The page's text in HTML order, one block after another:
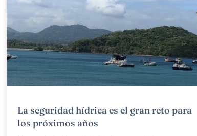
La seguridad hídrica es el gran reto para
los próximos años